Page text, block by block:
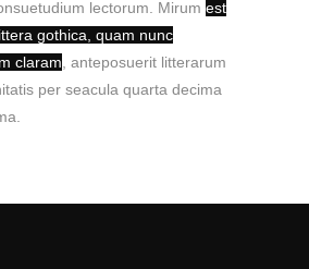
lectorum. Mirum est
gothica, quam nunc
claram , anteposuerit litterarum
per seacula quarta decima